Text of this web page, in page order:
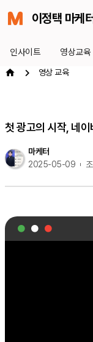
이정택 마케터
인사이트 영상교육
영상 교육
첫 광고의 시작, 네
마케터
2025-05-09